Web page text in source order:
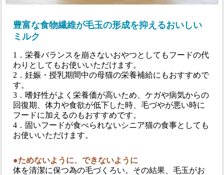
豊富な食物繊維が毛玉の形成を抑えるおいしい
ミルク
1．栄養バランスを崩さないおやつとしてもフードの代
わりとしてもお使いいただけます。
2．妊娠・授乳期間中の母猫の栄養補給にもおすすめで
す。
3．嗜好性がよく栄養価が高いため、ケガや病気からの
回復期、体力や食欲が低下した時、毛づやが悪い時に
フードに加えるのもおすすめです。
4．固いフードが食べられないシニア猫の食事としても
お使いいただけます。
●ためないように、できないように
体を清潔に保つ為の毛づくろい。その結果、毛玉がお